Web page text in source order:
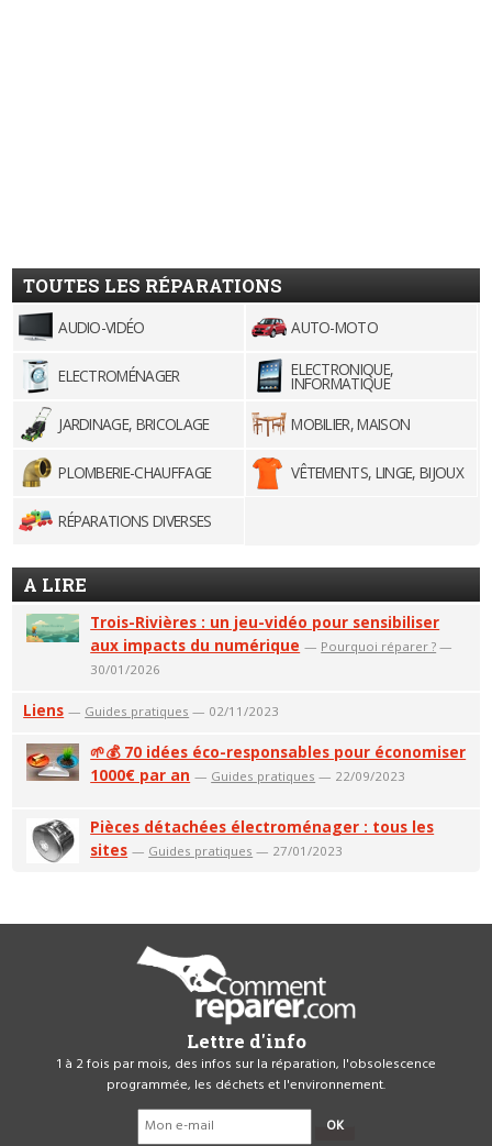
TOUTES LES RÉPARATIONS
AUDIO-VIDÉO AUTO-MOTO
ELECTROMÉNAGER ELECTRONIQUE,
INFORMATIQUE
JARDINAGE, BRICOLAGE
MOBILIER, MAISON
PLOMBERIE-CHAUFFAGE VÊTEMENTS, LINGE, BIJOUX
RÉPARATIONS DIVERSES
A LIRE
Trois-Rivières : un jeu-vidéo pour sensibiliser
aux impacts du numérique — Pourquoi réparer ? —
30/01/2026
Liens — Guides pratiques — 02/11/2023
🌱💰 70 idées éco-responsables pour économiser
1000€ par an — Guides pratiques — 22/09/2023
Pièces détachées électroménager : tous les
sites — Guides pratiques — 27/01/2023
Lettre d'info
1 à 2 fois par mois, des infos sur la réparation, l'obsolescence
programmée, les déchets et l'environnement.
OK